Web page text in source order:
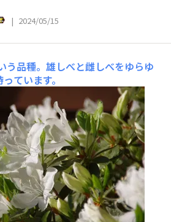
| 2024/05/15
う品種。雄しべと雌しべをゆらゆ
ています。